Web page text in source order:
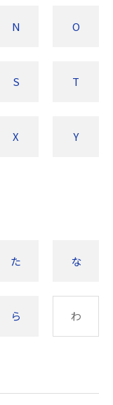
N O
S T
X Y
た な
ら わ